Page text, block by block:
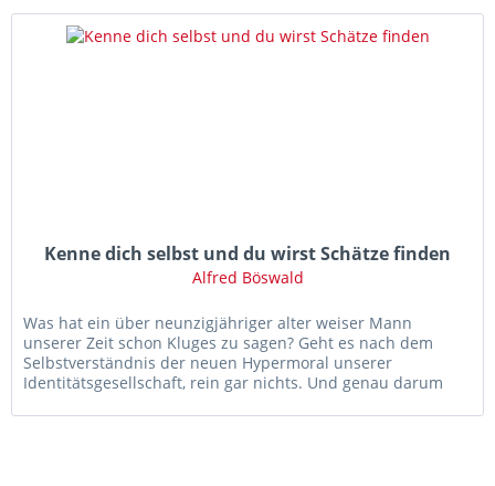
Kenne dich selbst und du wirst Schätze finden
Alfred Böswald
Was hat ein über neunzigjähriger alter weiser Mann
unserer Zeit schon Kluges zu sagen? Geht es nach dem
Selbstverständnis der neuen Hypermoral unserer
Identitätsgesellschaft, rein gar nichts. Und genau darum